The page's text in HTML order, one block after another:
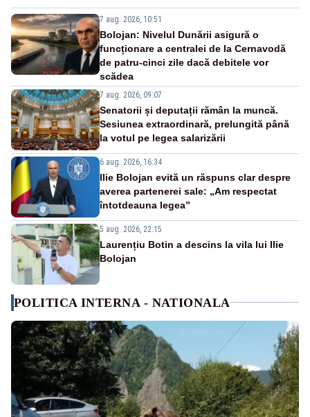
7 aug. 2026, 10:51
Bolojan: Nivelul Dunării asigură o
funcționare a centralei de la Cernavodă
de patru-cinci zile dacă debitele vor
scădea
7 aug. 2026, 09:07
Senatorii și deputații rămân la muncă.
Sesiunea extraordinară, prelungită până
la votul pe legea salarizării
6 aug. 2026, 16:34
Ilie Bolojan evită un răspuns clar despre
averea partenerei sale: „Am respectat
întotdeauna legea”
5 aug. 2026, 22:15
Laurențiu Botin a descins la vila lui Ilie
Bolojan
POLITICA INTERNA - NATIONALA